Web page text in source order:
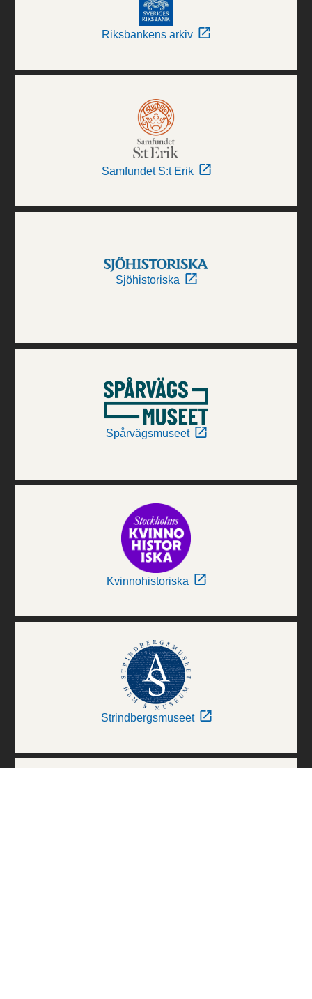
Riksbankens arkiv
Samfundet S:t Erik
Sjöhistoriska
Spårvägsmuseet
Kvinnohistoriska
Strindbergsmuseet